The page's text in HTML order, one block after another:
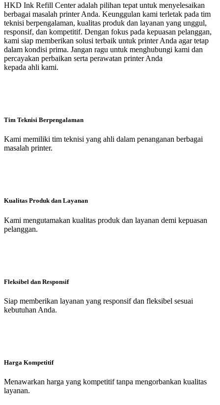
HKD Ink Refill Center adalah pilihan tepat untuk menyelesaikan
berbagai masalah printer Anda. Keunggulan kami terletak pada tim
teknisi berpengalaman, kualitas produk dan layanan yang unggul,
responsif, dan kompetitif. Dengan fokus pada kepuasan pelanggan,
kami siap memberikan solusi terbaik untuk printer Anda agar tetap
dalam kondisi prima. Jangan ragu untuk menghubungi kami dan
percayakan perbaikan serta perawatan printer Anda
kepada ahli kami.
Tim Teknisi Berpengalaman
Kami memiliki tim teknisi yang ahli dalam penanganan berbagai
masalah printer.
Kualitas Produk dan Layanan
Kami mengutamakan kualitas produk dan layanan demi kepuasan
pelanggan.
Fleksibel dan Responsif
Siap memberikan layanan yang responsif dan fleksibel sesuai
kebutuhan Anda.
Harga Kompetitif
Menawarkan harga yang kompetitif tanpa mengorbankan kualitas
layanan.